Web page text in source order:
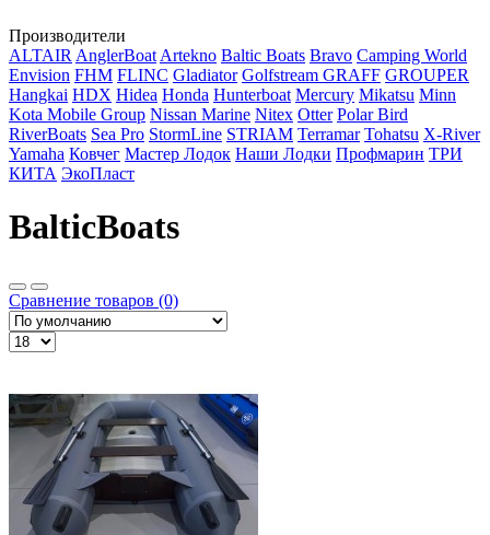
Производители
ALTAIR AnglerBoat Artekno Baltic Boats Bravo Camping World
Envision FHM FLINC Gladiator Golfstream GRAFF GROUPER
Hangkai HDX Hidea Honda Hunterboat Mercury Mikatsu Minn
Kota Mobile Group Nissan Marine Nitex Otter Polar Bird
RiverBoats Sea Pro StormLine STRIAM Terramar Tohatsu X-River
Yamaha Ковчег Мастер Лодок Наши Лодки Профмарин ТРИ
КИТА ЭкоПласт
BalticBoats
Сравнение товаров (0)